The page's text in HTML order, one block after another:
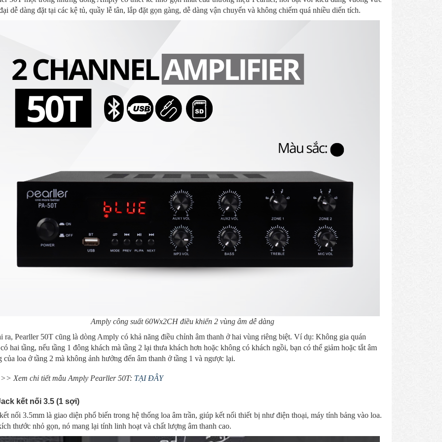
dễ dàng đặt tại các kệ tủ, quầy lễ tân, lắp đặt gọn gàng, dễ dàng vận chuyển và không chiếm quá nhiều diến tích.
Amply công suất 60Wx2CH điều khiển 2 vùng âm dễ dàng
ra, Pearller 50T cũng là dòng Amply có khả năng điều chỉnh âm thanh ở hai vùng riêng biệt. Ví dụ: Không gia quán
hai tầng, nếu tầng 1 đông khách mà tầng 2 lại thưa khách hơn hoặc không có khách ngồi, bạn có thể giảm hoặc tắt âm
của loa ở tầng 2 mà không ảnh hưởng đến âm thanh ở tầng 1 và ngược lại.
Xem chi tiết mẫu Amply Pearller 50T: TẠI ĐÂY
kết nối 3.5 (1 sợi)
nối 3.5mm là giao diện phổ biến trong hệ thống loa âm trần, giúp kết nối thiết bị như điện thoại, máy tính bảng vào loa.
thước nhỏ gọn, nó mang lại tính linh hoạt và chất lượng âm thanh cao.